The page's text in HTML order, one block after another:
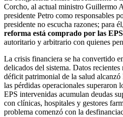
Corcho, al actual ministro Guillermo
presidente Petro como responsables
presidente no escucha razones; para él,
reforma está comprado por las EPS
autoritario y arbitrario con quienes
La crisis financiera se ha convertido
delicados del sistema. Datos
déficit patrimonial de la salud
las pérdidas operacionales superaron
EPS intervenidas acumulan deudas
con clínicas, hospitales y gestores
problema comenzó con la